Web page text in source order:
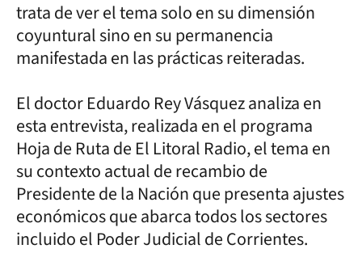
trata de ver el tema solo en su dimensión
coyuntural sino en su permanencia
manifestada en las prácticas reiteradas.
El doctor Eduardo Rey Vásquez analiza en
esta entrevista, realizada en el programa
Hoja de Ruta de El Litoral Radio, el tema en
su contexto actual de recambio de
Presidente de la Nación que presenta ajustes
económicos que abarca todos los sectores
incluido el Poder Judicial de Corrientes.